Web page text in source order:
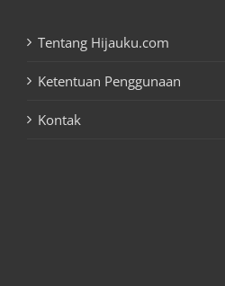
Tentang Hijauku.com
Ketentuan Penggunaan
Kontak